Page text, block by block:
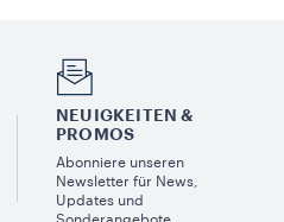
NEUIGKEITEN &
PROMOS​
Abonniere unseren
Newsletter für News,
Updates und